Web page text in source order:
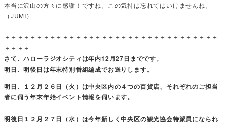
本当に沢山の方々に感謝！ですね。この気持は忘れてはいけませんね。
（JUMI）
＋＋＋＋＋＋＋＋＋＋＋＋＋＋＋＋＋＋＋＋＋＋＋＋＋＋＋＋＋＋＋＋＋
＋＋＋＋
さて、ハローラジオシティは年内12月27日までです。
明日、明後日は年末特別番組編成でお送りします。
明日、１２月２６日（火）は中央区内の４つの百貨店、それぞれのご担当
者に伺う年末年始イベント情報を伺います。
明後日１２月２７日（水）は今年新しく中央区の観光協会特派員になられ